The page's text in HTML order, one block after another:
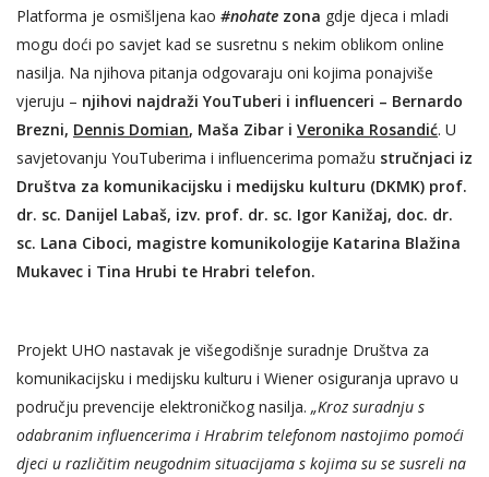
Platforma je osmišljena kao #nohate zona gdje djeca i mladi
mogu doći po savjet kad se susretnu s nekim oblikom online
nasilja. Na njihova pitanja odgovaraju oni kojima ponajviše
vjeruju – njihovi najdraži YouTuberi i influenceri – Bernardo
Brezni, Dennis Domian, Maša Zibar i Veronika Rosandić. U
savjetovanju YouTuberima i influencerima pomažu stručnjaci iz
Društva za komunikacijsku i medijsku kulturu (DKMK) prof.
dr. sc. Danijel Labaš, izv. prof. dr. sc. Igor Kanižaj, doc. dr.
sc. Lana Ciboci, magistre komunikologije Katarina Blažina
Mukavec i Tina Hrubi te Hrabri telefon.
Projekt UHO nastavak je višegodišnje suradnje Društva za
komunikacijsku i medijsku kulturu i Wiener osiguranja upravo u
području prevencije elektroničkog nasilja. „Kroz suradnju s
odabranim influencerima i Hrabrim telefonom nastojimo pomoći
djeci u različitim neugodnim situacijama s kojima su se susreli na